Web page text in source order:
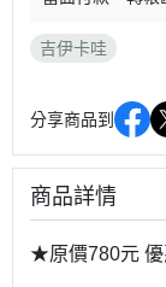
吉伊卡哇
分享商品到
商品詳情
★原價780元